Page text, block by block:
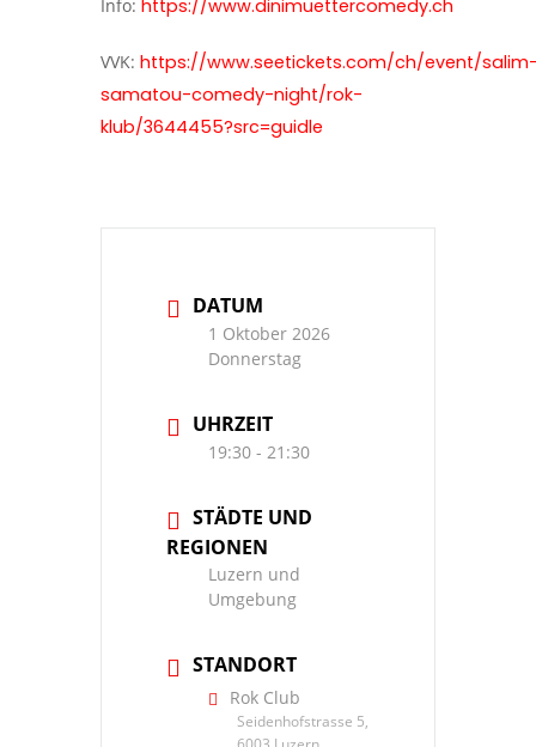
Info: https://www.dinimuettercomedy.ch
VVK: https://www.seetickets.com/ch/event/
samatou-comedy-night/rok-
klub/3644455?src=guidle
DATUM
1 Oktober 2026
Donnerstag
UHRZEIT
19:30 - 21:30
STÄDTE UND
REGIONEN
Luzern und
Umgebung
STANDORT
Rok Club
Seidenhofstrasse 5,